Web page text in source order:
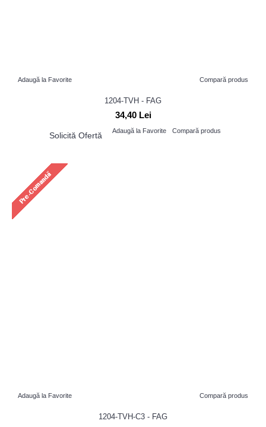
Adaugă la Favorite Compară produs
1204-TVH - FAG
34,40 Lei
Solicită Ofertă Adaugă la Favorite Compară produs
Adaugă la Favorite Compară produs
1204-TVH-C3 - FAG